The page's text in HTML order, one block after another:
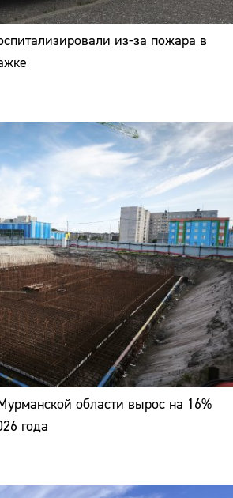
из-за пожара в
области вырос на 16%
года